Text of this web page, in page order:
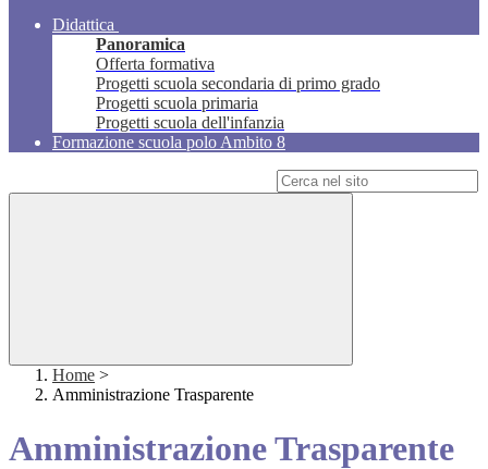
Didattica
Panoramica
Offerta formativa
Progetti scuola secondaria di primo grado
Progetti scuola primaria
Progetti scuola dell'infanzia
Formazione scuola polo Ambito 8
Home >
Amministrazione Trasparente
Amministrazione Trasparente